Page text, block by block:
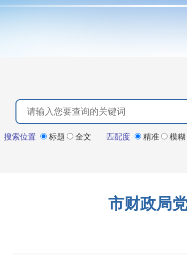
搜索位置 标题 全文 匹配度 精准 模糊
市财政局